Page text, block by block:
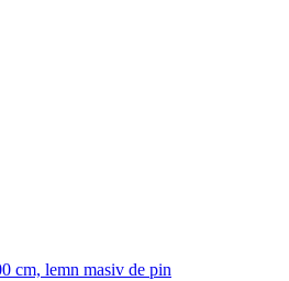
cm, lemn masiv de pin